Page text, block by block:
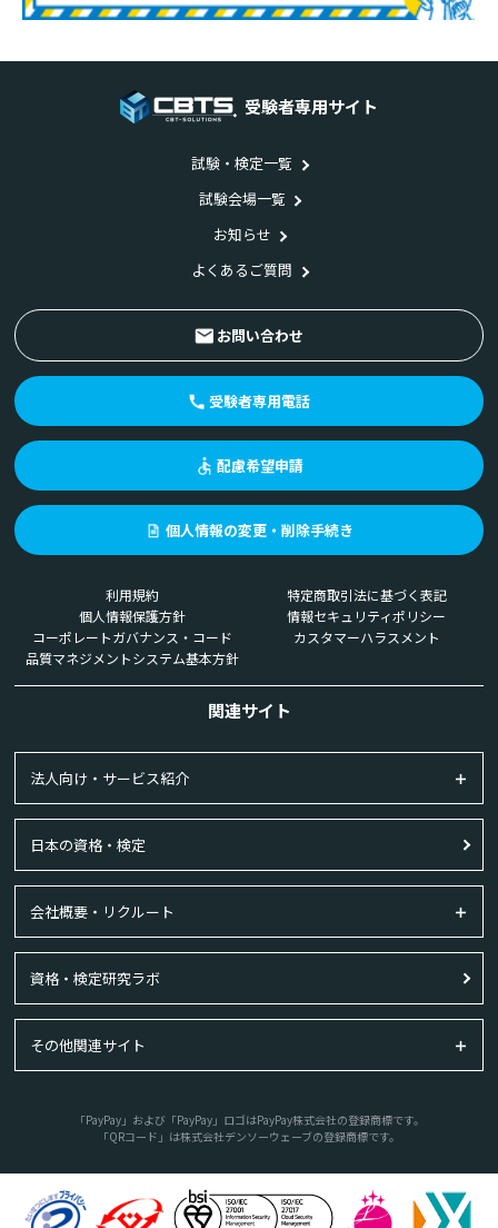
受験者専用サイト
試験・検定一覧
試験会場一覧
お知らせ
よくあるご質問
お問い合わせ
受験者専用電話
配慮希望申請
個人情報の変更・削除手続き
利用規約
特定商取引法に基づく表記
個人情報保護方針
情報セキュリティポリシー
コーポレートガバナンス・コード
カスタマーハラスメント
品質マネジメントシステム基本方針
関連サイト
法人向け・サービス紹介
日本の資格・検定
会社概要・リクルート
資格・検定研究ラボ
その他関連サイト
「PayPay」および「PayPay」ロゴはPayPay株式会社の登録商標です。
「QRコード」は株式会社デンソーウェーブの登録商標です。